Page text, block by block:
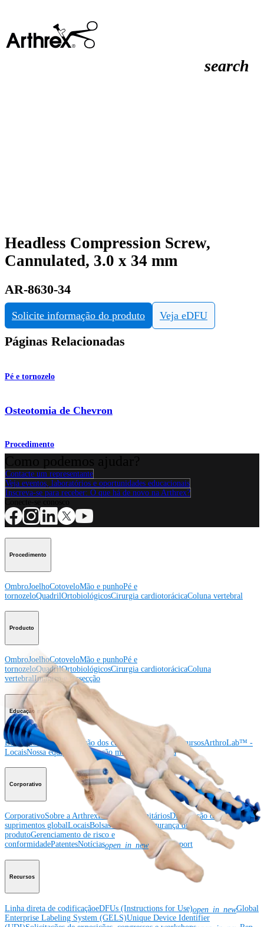
search
Headless Compression Screw,
Cannulated, 3.0 x 34 mm
AR-8630-34
Solicite informação do produto Veja eDFU
Páginas Relacionadas
Pé e tornozelo
Osteotomia de Chevron
Procedimento
Contacte um representante
Veja eventos, laboratórios e oportunidades educacionais
Inscreva-se para receber: O que há de novo na Arthrex?
Procedimento
OmbroJoelhoCotoveloMão e punhoPé e
tornozeloQuadrilOrtobiológicosCirurgia cardiotorácicaColuna vertebral
Producto
OmbroJoelhoCotoveloMão e punhoPé e
tornozeloQuadrilOrtobiológicosCirurgia cardiotorácicaColuna
vertebralImagem e ressecção
Educação médica
Educação médica Descrição dos cursos Calendário dos cursosArthroLab™ -
LocaisNossa equipe de educação médica OrthoPedia
Corporativo
CorporativoSobre a ArthrexEventos comunitáriosDivulgação da cadeia de
suprimentos globalLocaisBolsas e doações
Segurança do
produtoGerenciamento de risco e
conformidadePatentesNotíciasopen_in_newSBA Support
Recursos
Linha direta de codificaçãoeDFUs (Instructions for Use)open_in_newGlobal
Enterprise Labeling System (GELS)Unique Device Identifier